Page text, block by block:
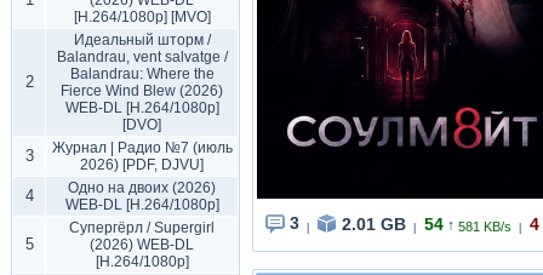
[H.264/1080p] [MVO]
2
Идеальный шторм /
Balandrau, vent salvatge /
Balandrau: Where the
Fierce Wind Blew (2026)
WEB-DL [H.264/1080p]
[DVO]
3
Журнал | Радио №7 (июль
2026) [PDF, DJVU]
4
Одно на двоих (2026)
WEB-DL [H.264/1080p]
5
Супергёрл / Supergirl
(2026) WEB-DL
[H.264/1080p]
3 2.01 GB 54 ↑ 581 KB/s 4